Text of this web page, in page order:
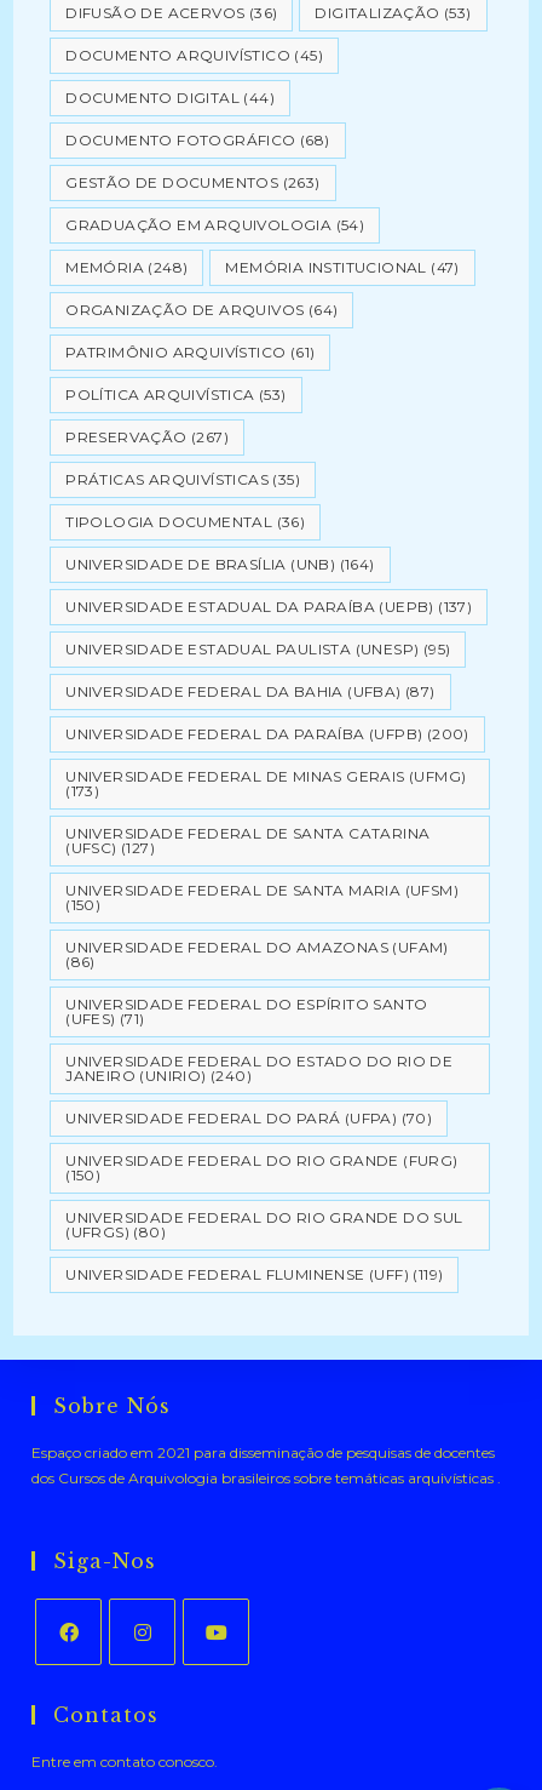
DIFUSÃO DE ACERVOS (36) DIGITALIZAÇÃO (53)
DOCUMENTO ARQUIVÍSTICO (45)
DOCUMENTO DIGITAL (44)
DOCUMENTO FOTOGRÁFICO (68)
GESTÃO DE DOCUMENTOS (263)
GRADUAÇÃO EM ARQUIVOLOGIA (54)
MEMÓRIA (248) MEMÓRIA INSTITUCIONAL (47)
ORGANIZAÇÃO DE ARQUIVOS (64)
PATRIMÔNIO ARQUIVÍSTICO (61)
POLÍTICA ARQUIVÍSTICA (53)
PRESERVAÇÃO (267)
PRÁTICAS ARQUIVÍSTICAS (35)
TIPOLOGIA DOCUMENTAL (36)
UNIVERSIDADE DE BRASÍLIA (UNB) (164)
UNIVERSIDADE ESTADUAL DA PARAÍBA (UEPB) (137)
UNIVERSIDADE ESTADUAL PAULISTA (UNESP) (95)
UNIVERSIDADE FEDERAL DA BAHIA (UFBA) (87)
UNIVERSIDADE FEDERAL DA PARAÍBA (UFPB) (200)
UNIVERSIDADE FEDERAL DE MINAS GERAIS (UFMG)
(173)
UNIVERSIDADE FEDERAL DE SANTA CATARINA
(UFSC) (127)
UNIVERSIDADE FEDERAL DE SANTA MARIA (UFSM)
(150)
UNIVERSIDADE FEDERAL DO AMAZONAS (UFAM)
(86)
UNIVERSIDADE FEDERAL DO ESPÍRITO SANTO
(UFES) (71)
UNIVERSIDADE FEDERAL DO ESTADO DO RIO DE
JANEIRO (UNIRIO) (240)
UNIVERSIDADE FEDERAL DO PARÁ (UFPA) (70)
UNIVERSIDADE FEDERAL DO RIO GRANDE (FURG)
(150)
UNIVERSIDADE FEDERAL DO RIO GRANDE DO SUL
(UFRGS) (80)
UNIVERSIDADE FEDERAL FLUMINENSE (UFF) (119)
Sobre Nós
Espaço criado em 2021 para disseminação de pesquisas de docentes
dos Cursos de Arquivologia brasileiros sobre temáticas arquivísticas .
Siga-Nos
em
nova
em
nova
nova
Contatos
Entre em contato conosco.